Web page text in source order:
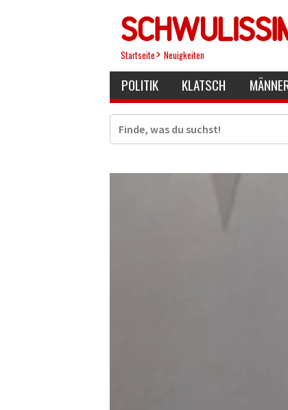
Startseite Neuigkeiten
POLITIK KLATSCH
Suche